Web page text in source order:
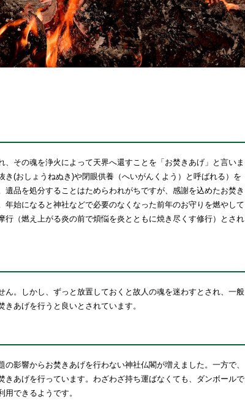
その魂を浄火によって天界へ還すことを「お焚きあげ」と言いま
(おしょうねぬき)や閉眼供養（へいがんくよう）と呼ばれる）を
品を処分することはためらわれがちですが、感謝を込めたお焚き
始になると神社などで必要のなくなった前年のお守りを燃やして
行（燃え上がる炎の前で煩悩を炎とともに焼き尽くす修行）とされ
。しかし、ずっと放置しておくと故人の魂を迷わすとされ、一般
あげを行うと良いとされています。
影響からお焚きあげを行わない神社仏閣が増えました。一方で、
あげを行っています。わざわざ持ち運ばなくても、ダンボールで
できるようです。